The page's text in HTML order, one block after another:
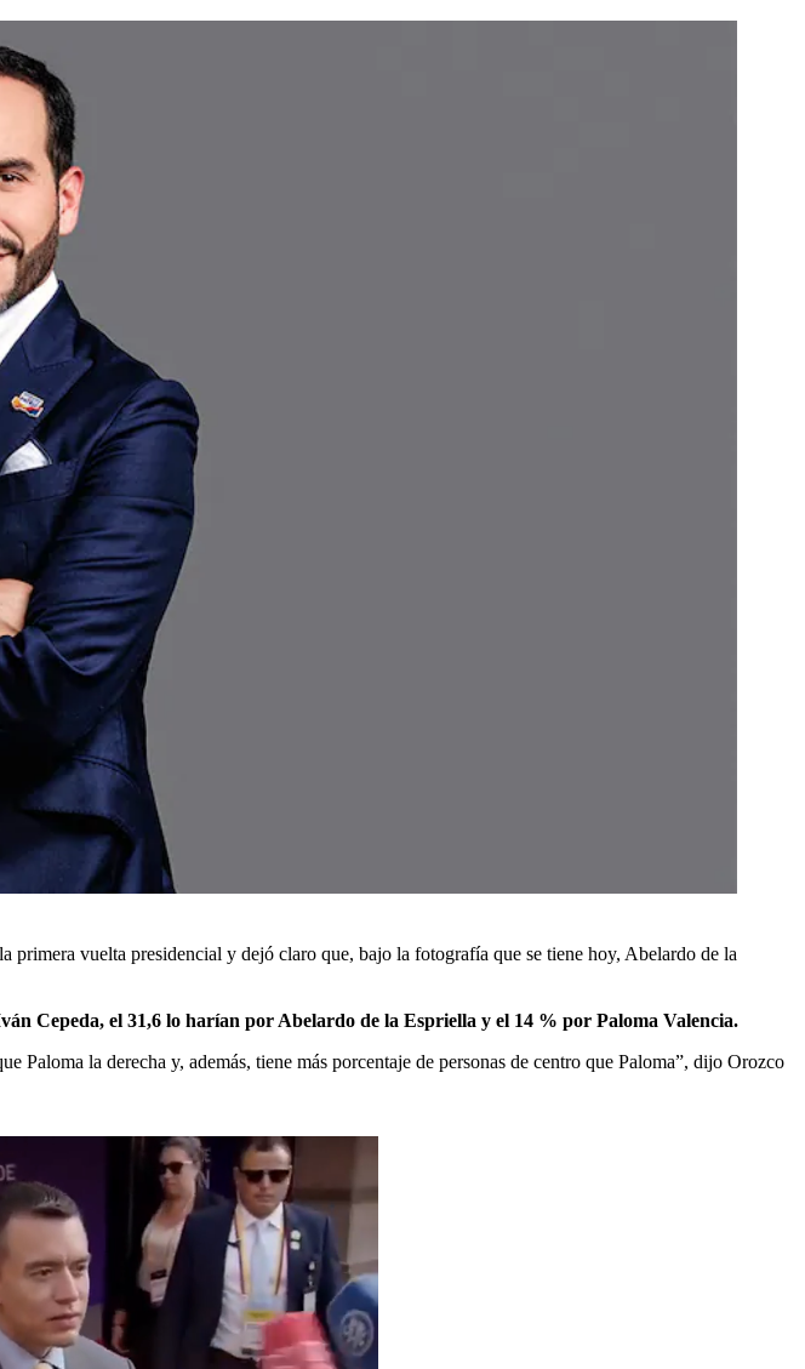
primera vuelta presidencial y dejó claro que, bajo la fotografía que se tiene hoy, Abelardo de la
Cepeda, el 31,6 lo harían por Abelardo de la Espriella y el 14 % por Paloma Valencia.
la derecha y, además, tiene más porcentaje de personas de centro que Paloma”, dijo Orozco